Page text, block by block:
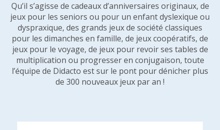
Qu’il s’agisse de cadeaux d’anniversaires originaux, de
jeux pour les seniors ou pour un enfant dyslexique ou
dyspraxique, des grands jeux de société classiques
pour les dimanches en famille, de jeux coopératifs, de
jeux pour le voyage, de jeux pour revoir ses tables de
multiplication ou progresser en conjugaison, toute
l’équipe de Didacto est sur le pont pour dénicher plus
de 300 nouveaux jeux par an !